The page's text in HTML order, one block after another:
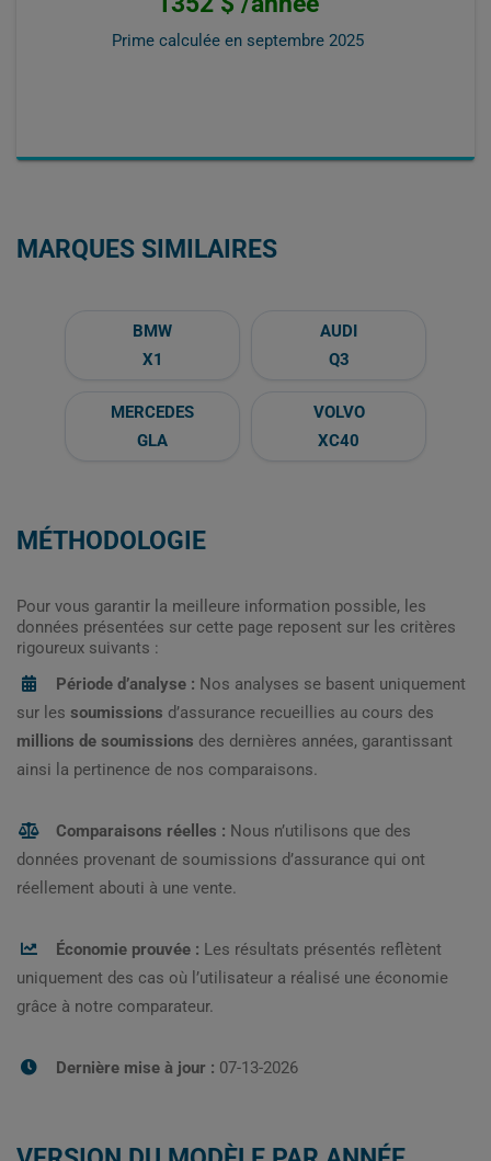
Prime calculée en septembre 2025
MARQUES SIMILAIRES
BMW
X1
AUDI
Q3
MERCEDES
GLA
VOLVO
XC40
MÉTHODOLOGIE
Pour vous garantir la meilleure information possible, les
données présentées sur cette page reposent sur les critères
rigoureux suivants :
Période d’analyse : Nos analyses se basent uniquement
sur les soumissions d’assurance recueillies au cours des
millions de soumissions des dernières années, garantissant
ainsi la pertinence de nos comparaisons.
Comparaisons réelles : Nous n’utilisons que des
données provenant de soumissions d’assurance qui ont
réellement abouti à une vente.
Économie prouvée : Les résultats présentés reflètent
uniquement des cas où l’utilisateur a réalisé une économie
grâce à notre comparateur.
Dernière mise à jour : 07-13-2026